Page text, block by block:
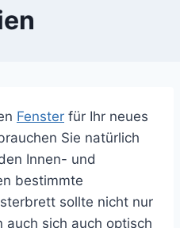
Fenster für Ihr neues
Sie natürlich
Innen- und
bestimmte
sollte nicht nur
sich auch optisch